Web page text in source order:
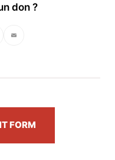
don ?
FORM